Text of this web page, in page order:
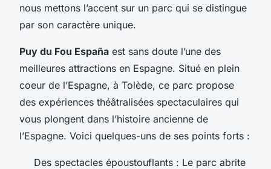
nous mettons l’accent sur un parc qui se distingue
par son caractère unique.
Puy du Fou España est sans doute l’une des
meilleures attractions en Espagne. Situé en plein
coeur de l’Espagne, à Tolède, ce parc propose
des expériences théâtralisées spectaculaires qui
vous plongent dans l’histoire ancienne de
l’Espagne. Voici quelques-uns de ses points forts :
Des spectacles époustouflants : Le parc abrite